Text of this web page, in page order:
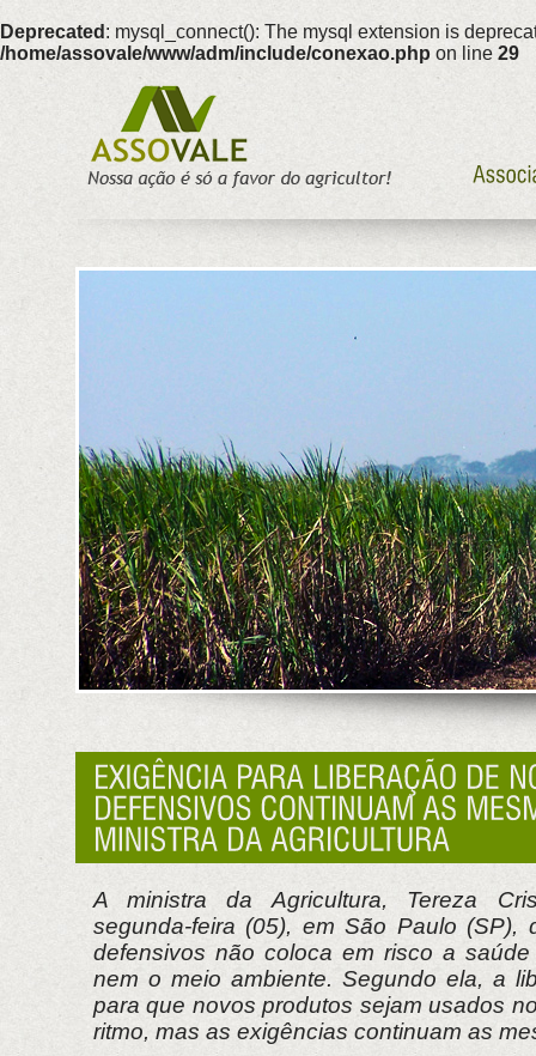
Deprecated : mysql_connect(): The mysql extension is
/home/assovale/www/adm/include/conexao.php on line 29
A ministra da Agricultura, Tereza
segunda-feira (05), em São Paulo (SP),
defensivos não coloca em risco a
nem o meio ambiente. Segundo ela, a
para que novos produtos sejam usados
ritmo, mas as exigências continuam as